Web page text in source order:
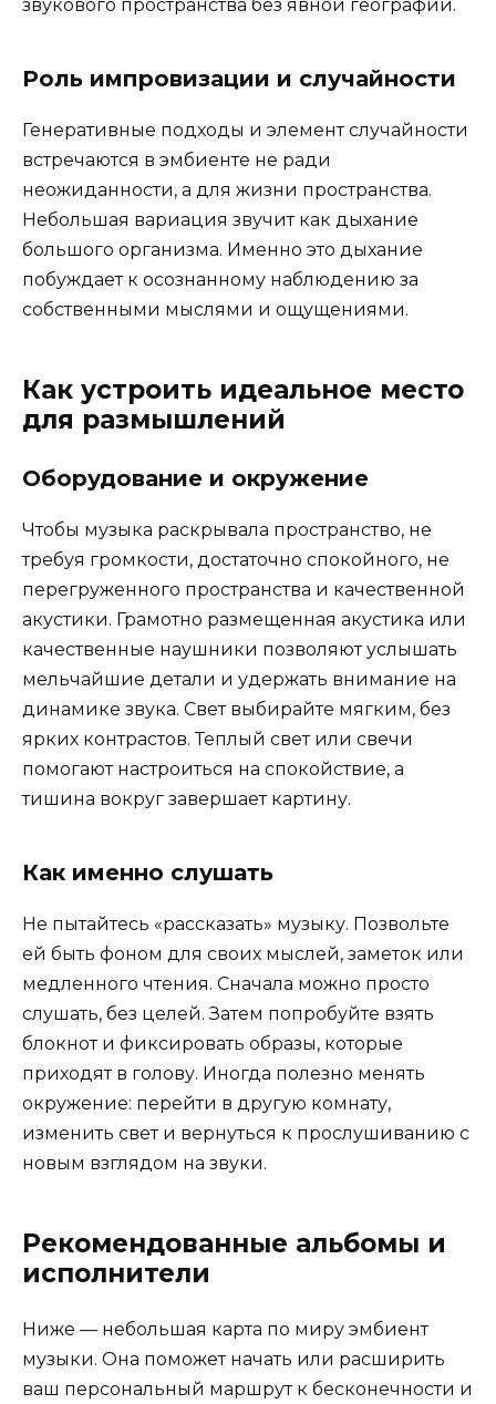
звукового пространства без явной географии.
Роль импровизации и случайности
Генеративные подходы и элемент случайности
встречаются в эмбиенте не ради
неожиданности, а для жизни пространства.
Небольшая вариация звучит как дыхание
большого организма. Именно это дыхание
побуждает к осознанному наблюдению за
собственными мыслями и ощущениями.
Как устроить идеальное место
для размышлений
Оборудование и окружение
Чтобы музыка раскрывала пространство, не
требуя громкости, достаточно спокойного, не
перегруженного пространства и качественной
акустики. Грамотно размещенная акустика или
качественные наушники позволяют услышать
мельчайшие детали и удержать внимание на
динамике звука. Свет выбирайте мягким, без
ярких контрастов. Теплый свет или свечи
помогают настроиться на спокойствие, а
тишина вокруг завершает картину.
Как именно слушать
Не пытайтесь «рассказать» музыку. Позвольте
ей быть фоном для своих мыслей, заметок или
медленного чтения. Сначала можно просто
слушать, без целей. Затем попробуйте взять
блокнот и фиксировать образы, которые
приходят в голову. Иногда полезно менять
окружение: перейти в другую комнату,
изменить свет и вернуться к прослушиванию с
новым взглядом на звуки.
Рекомендованные альбомы и
исполнители
Ниже — небольшая карта по миру эмбиент
музыки. Она поможет начать или расширить
ваш персональный маршрут к бесконечности и